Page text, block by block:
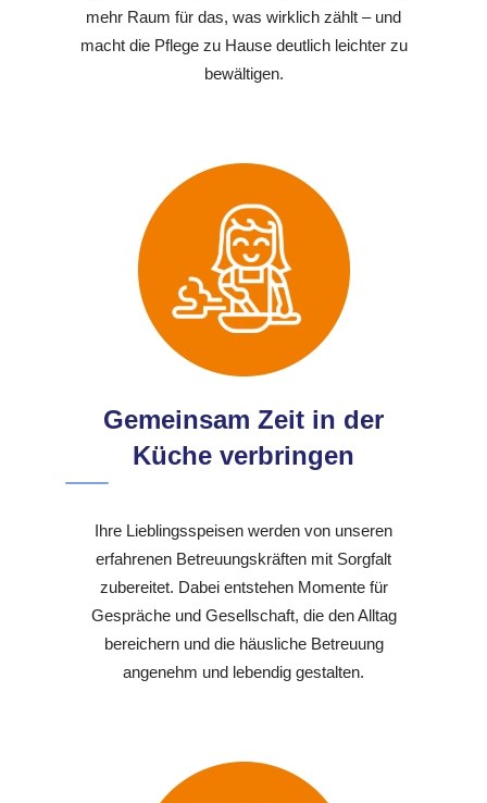
mehr Raum für das, was wirklich zählt – und
macht die Pflege zu Hause deutlich leichter zu
bewältigen.
Gemeinsam Zeit in der
Küche verbringen
Ihre Lieblingsspeisen werden von unseren
erfahrenen Betreuungskräften mit Sorgfalt
zubereitet. Dabei entstehen Momente für
Gespräche und Gesellschaft, die den Alltag
bereichern und die häusliche Betreuung
angenehm und lebendig gestalten.